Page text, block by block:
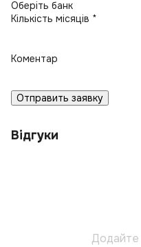
Кількість місяців *
Коментар
Отправить заявку
Відгуки
Додайте